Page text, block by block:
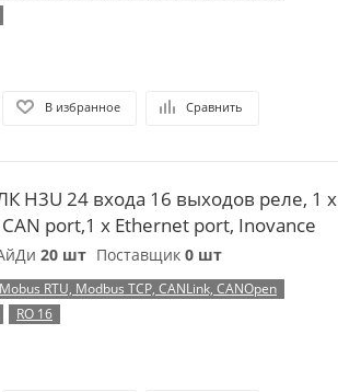
В избранное Сравнить
H3U 24 входа 16 выходов реле, 1 x
CAN port,1 x Ethernet port, Inovance
20 шт Поставщик 0 шт
Mobus RTU, Modbus TCP, CANLink, CANOpen
RO 16